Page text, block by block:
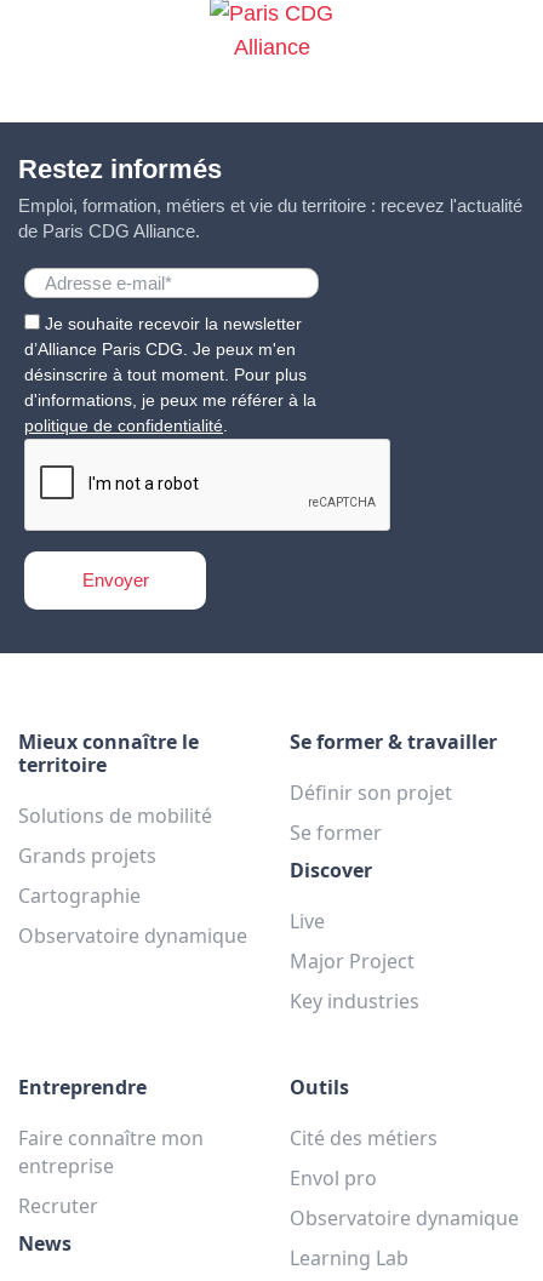
Restez informés
Emploi, formation, métiers et vie du territoire : recevez l'actualité
de Paris CDG Alliance.
Je souhaite recevoir la newsletter
d’Alliance Paris CDG. Je peux m'en
désinscrire à tout moment. Pour plus
d'informations, je peux me référer à la
politique de confidentialité
Mieux connaître le
territoire
Solutions de mobilité
Grands projets
Cartographie
Observatoire dynamique
Se former & travailler
Définir son projet
Se former
Discover
Live
Major Project
Key industries
Entreprendre
Faire connaître mon
entreprise
Recruter
News
Outils
Cité des métiers
Envol pro
Observatoire dynamique
Learning Lab